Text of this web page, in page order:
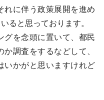
れに伴う政策展開を進め
ると思っております。
を念頭に置いて、都民
調査をするなどして、
いかがと思いますけれど